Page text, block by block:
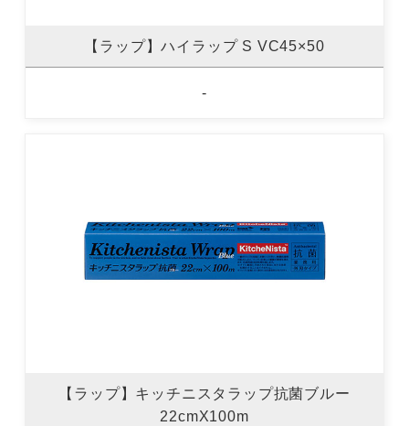
【ラップ】ハイラップ S VC45×50
-
【ラップ】キッチニスタラップ抗菌ブルー
22cmX100m